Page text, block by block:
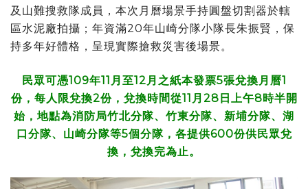
及山難搜救隊成員，本次月曆場景手持圓盤切割器於轄
區水泥廠拍攝；年資滿20年山崎分隊小隊長朱振賢，保
持多年好體格，呈現實際搶救災害後場景。
民眾可憑109年11月至12月之紙本發票5張兌換月曆1
份，每人限兌換2份，兌換時間從11月28日上午8時半開
始，地點為消防局竹北分隊、竹東分隊、新埔分隊、湖
口分隊、山崎分隊等5個分隊，各提供600份供民眾兌
換，兌換完為止。